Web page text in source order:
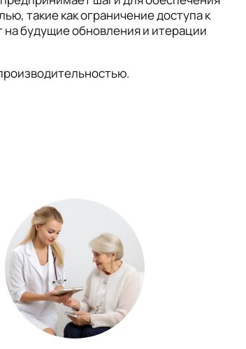
такие как ограничение доступа к
будущие обновления и итерации